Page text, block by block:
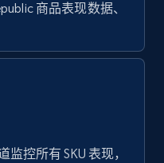
Gtin,
reviews, and
商品表现数据、
监控所有 SKU 表现，